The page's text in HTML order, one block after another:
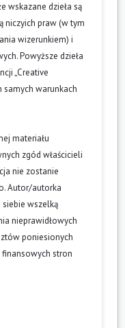
wskazane dzieła są
niczyich praw (w tym
wizerunkiem) i
Powyższe dzieła
„Creative
warunkach
materiału
zgód właścicieli
nie zostanie
Autor/autorka
siebie wszelką
nieprawidłowych
poniesionych
finansowych stron